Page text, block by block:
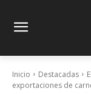
Inicio Destacadas
exportaciones de